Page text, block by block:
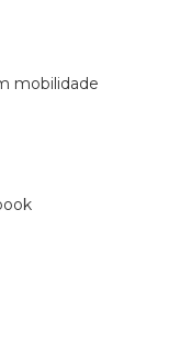
mobilidade